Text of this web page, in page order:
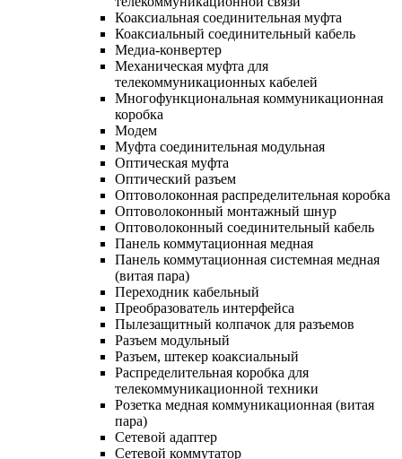
Коаксиальная соединительная муфта
Коаксиальный соединительный кабель
Медиа-конвертер
Механическая муфта для
телекоммуникационных кабелей
Многофункциональная коммуникационная
коробка
Модем
Муфта соединительная модульная
Оптическая муфта
Оптический разъем
Оптоволоконная распределительная коробка
Оптоволоконный монтажный шнур
Оптоволоконный соединительный кабель
Панель коммутационная медная
Панель коммутационная системная медная
(витая пара)
Переходник кабельный
Преобразователь интерфейса
Пылезащитный колпачок для разъемов
Разъем модульный
Разъем, штекер коаксиальный
Распределительная коробка для
телекоммуникационной техники
Розетка медная коммуникационная (витая
пара)
Сетевой адаптер
Сетевой коммутатор